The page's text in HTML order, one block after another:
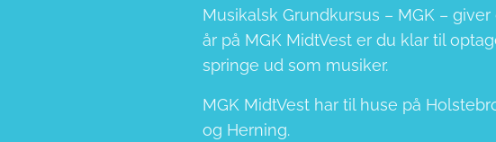
Musikalsk Grundkursus – MGK –
år på MGK MidtVest er du klar til
springe ud som musiker.
MGK MidtVest har til huse på
og Herning.